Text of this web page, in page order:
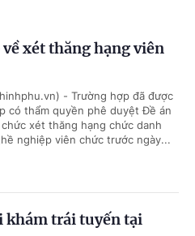
xét thăng hạng viên
- Trường hợp đã được
có thẩm quyền phê duyệt Đề án
xét thăng hạng chức danh
nghiệp viên chức trước ngày...
khám trái tuyến tại